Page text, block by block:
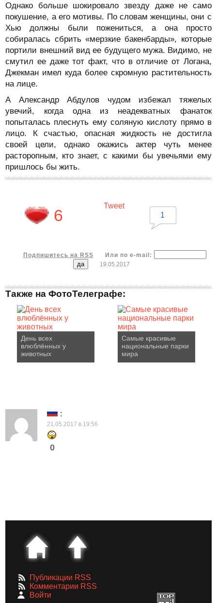
Однако больше шокировало звезду даже не само
покушение, а его мотивы. По словам женщины, они с
Хью должны были пожениться, а она просто
собиралась сбрить «мерзкие бакенбарды», которые
портили внешний вид ее будущего мужа. Видимо, не
смутил ее даже тот факт, что в отличие от Логана,
Джекман имел куда более скромную растительность
на лице.
А Александр Абдулов чудом избежал тяжелых
увечий, когда одна из неадекватных фанаток
попыталась плеснуть ему соляную кислоту прямо в
лицо. К счастью, опасная жидкость не достигла
своей цели, однако окажись актер чуть менее
расторопным, кто знает, с какими бы увечьями ему
пришлось бы жить.
6
Tweet
1
Подпишитесь на RSS
Или по e-mail:
19.05.2017
Также на ФотоТелеграфе:
День всех
влюблённых у
животных
Самые красивые
национальные парки
мира
:
21.05.2017 в 19:56
0
Публикации RSS
Комментарии RSS
Войти